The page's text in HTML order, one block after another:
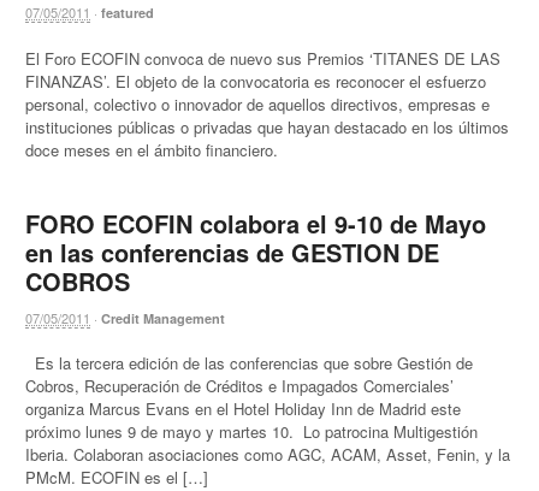
07/05/2011 ·featured
El Foro ECOFIN convoca de nuevo sus Premios ‘TITANES DE LAS
FINANZAS’. El objeto de la convocatoria es reconocer el esfuerzo
personal, colectivo o innovador de aquellos directivos, empresas e
instituciones públicas o privadas que hayan destacado en los últimos
doce meses en el ámbito financiero.
FORO ECOFIN colabora el 9-10 de Mayo
en las conferencias de GESTION DE
COBROS
07/05/2011 ·Credit Management
Es la tercera edición de las conferencias que sobre Gestión de
Cobros, Recuperación de Créditos e Impagados Comerciales’
organiza Marcus Evans en el Hotel Holiday Inn de Madrid este
próximo lunes 9 de mayo y martes 10. Lo patrocina Multigestión
Iberia. Colaboran asociaciones como AGC, ACAM, Asset, Fenin, y la
PMcM. ECOFIN es el […]